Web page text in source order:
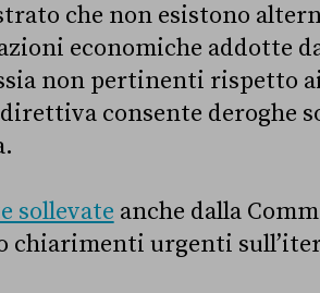
che non esistono
economiche addotte
non pertinenti rispetto
consente deroghe
sollevate anche dalla
chiarimenti urgenti